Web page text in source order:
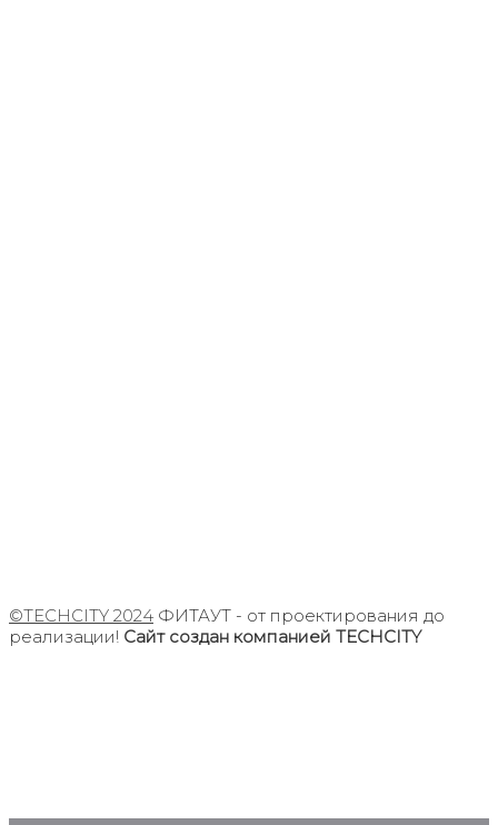
©TECHCITY 2024 ФИТАУТ - от проектирования до
реализации! Сайт создан компанией TECHCITY